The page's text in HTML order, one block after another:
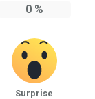
0%
Surprise